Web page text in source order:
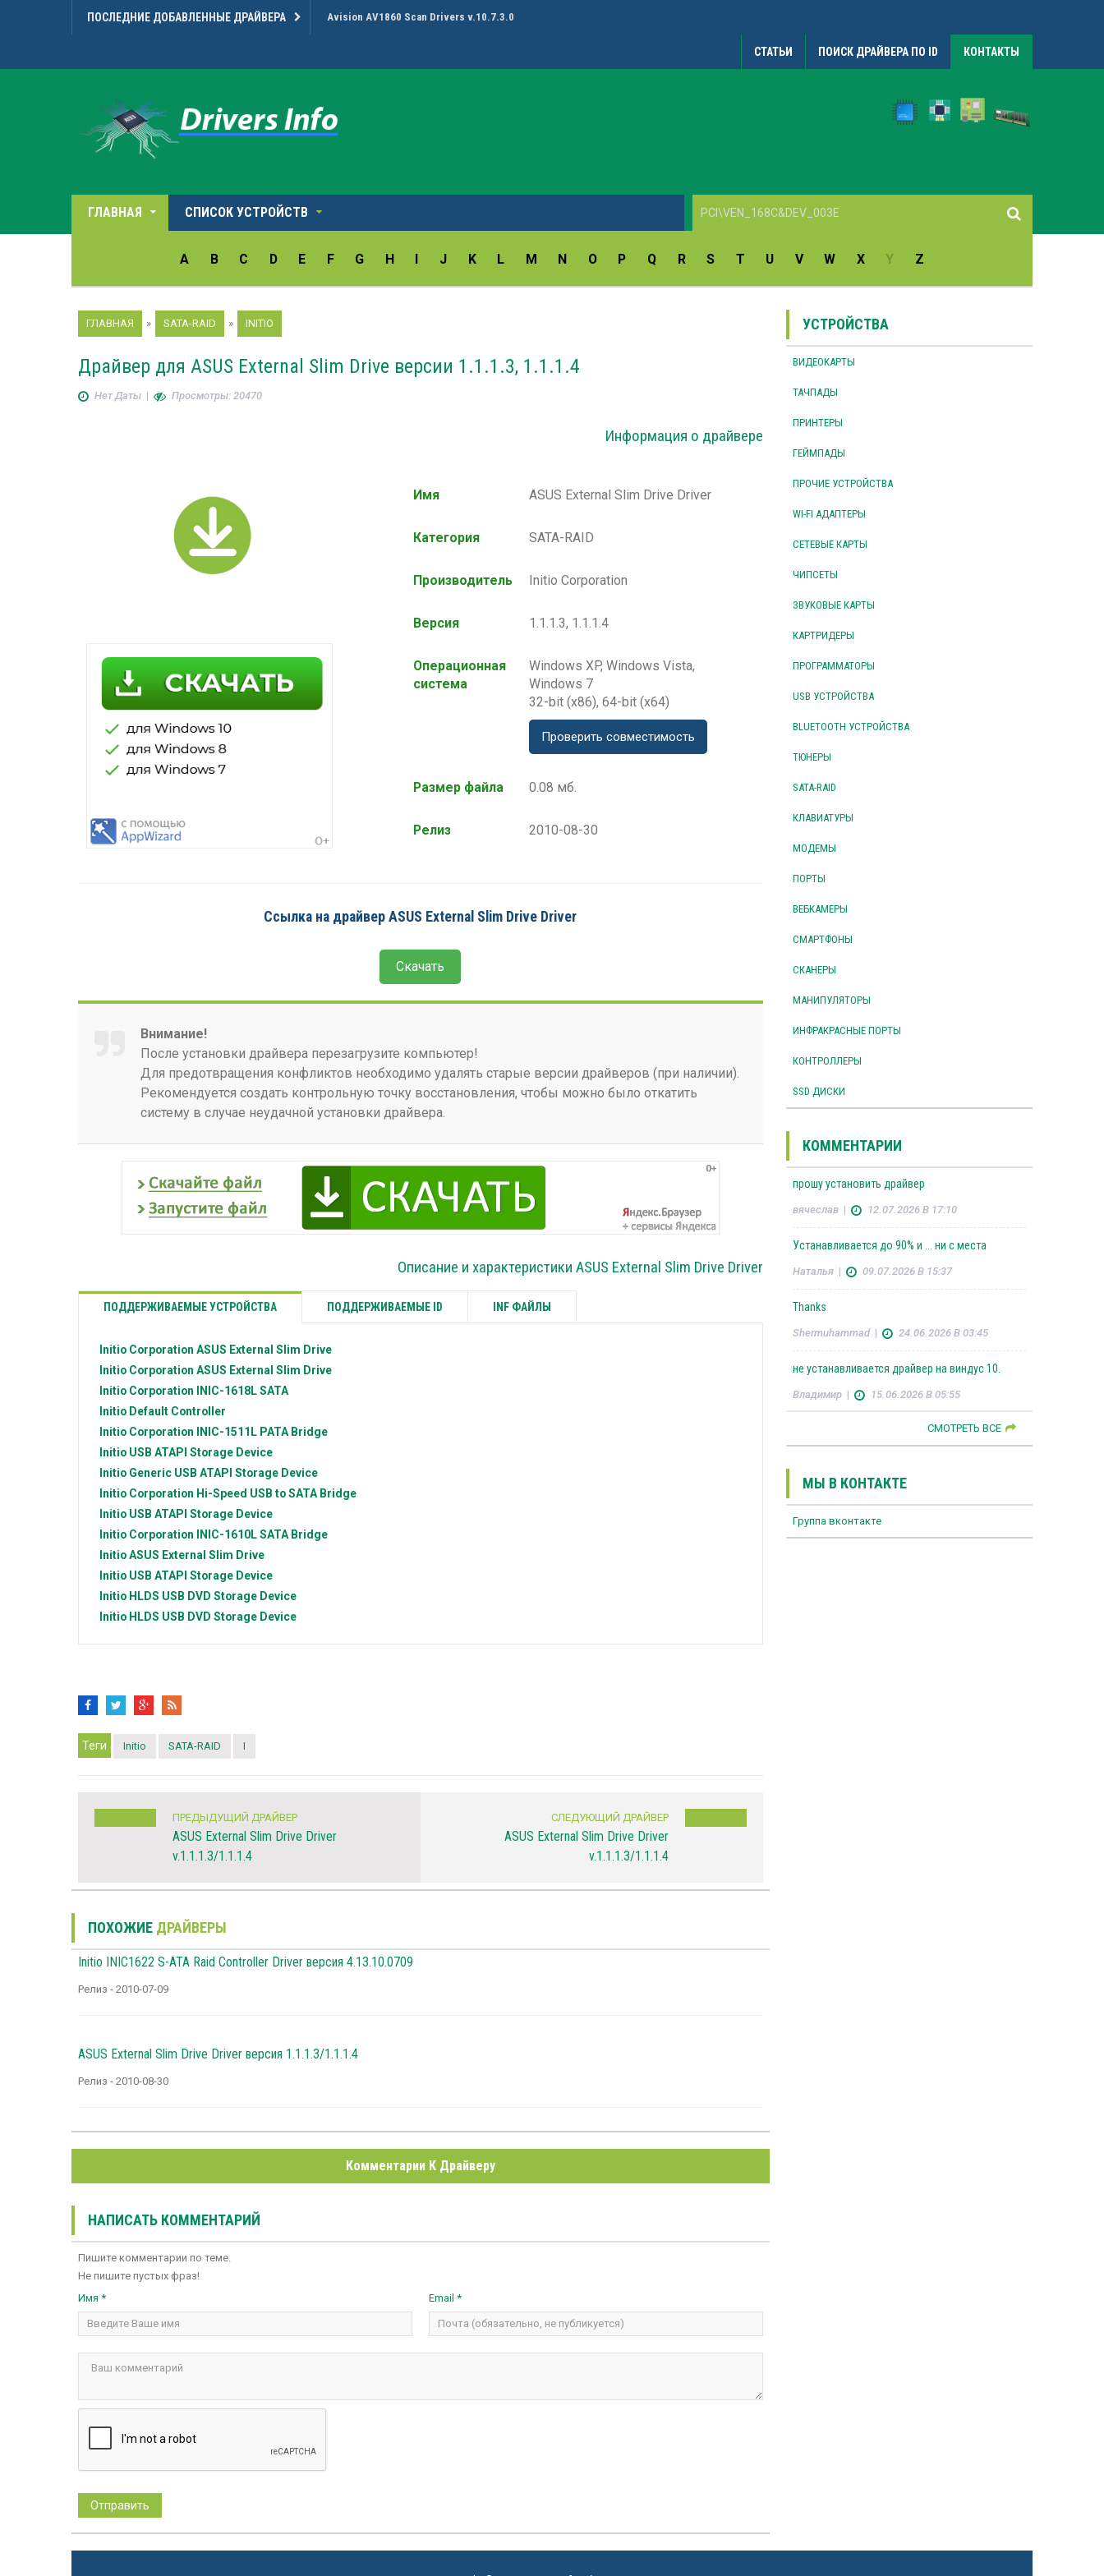
ПОСЛЕДНИЕ ДОБАВЛЕННЫЕ ДРАЙВЕРА Realtek High Definition Audio (UAD) Driver (Asus&Asrock) v.6.0.10012.1
СТАТЬИ ПОИСК ДРАЙВЕРА ПО ID КОНТАКТЫ
ГЛАВНАЯ СПИСОК УСТРОЙСТВ
A B C D E F G H J K L M N O P Q R S T U V W X Y Z
ГЛАВНАЯ » SATA-RAID » INITIO
Драйвер для ASUS External Slim Drive версии 1.1.1.3, 1.1.1.4
Нет Даты | Просмотры: 20470
Информация о драйвере
Имя ASUS External Slim Drive Driver
Категория SATA-RAID
Производитель Initio Corporation
Версия 1.1.1.3, 1.1.1.4
Операционная
система
Windows XP, Windows Vista,
Windows 7
32-bit (x86), 64-bit (x64)
Проверить совместимость
Размер файла 0.08 мб.
Релиз 2010-08-30
Ссылка на драйвер ASUS External Slim Drive Driver
Скачать
Внимание!
После установки драйвера перезагрузите компьютер!
Для предотвращения конфликтов необходимо удалять старые версии драйверов (при наличии).
Рекомендуется создать контрольную точку восстановления, чтобы можно было откатить
систему в случае неудачной установки драйвера.
Описание и характеристики ASUS External Slim Drive Driver
ПОДДЕРЖИВАЕМЫЕ УСТРОЙСТВА ПОДДЕРЖИВАЕМЫЕ ID INF ФАЙЛЫ
Initio Corporation ASUS External Slim Drive
Initio Corporation ASUS External Slim Drive
Initio Corporation
INIC-1618L SATA
Initio Default Controller
Initio Corporation
INIC-1511L PATA Bridge
Initio USB ATAPI Storage Device
Initio Generic USB ATAPI Storage Device
Initio Corporation Hi-Speed USB to SATA Bridge
Initio USB ATAPI Storage Device
Initio Corporation
INIC-1610L SATA Bridge
InitioASUS External Slim Drive
Initio USB ATAPI Storage Device
Initio HLDS USB DVD Storage Device
Initio HLDS USB DVD Storage Device
Теги Initio SATA-RAID I
ПРЕДЫДУЩИЙ ДРАЙВЕР
ASUS External Slim Drive Driver
v.1.1.1.3/1.1.1.4
СЛЕДУЮЩИЙ ДРАЙВЕР
ASUS External Slim Drive Driver
v.1.1.1.3/1.1.1.4
ПОХОЖИЕ ДРАЙВЕРЫ
Initio INIC1622 S-ATA Raid Controller Driver версия 4.13.10.0709
Релиз - 2010-07-09
ASUS External Slim Drive Driver версия 1.1.1.3/1.1.1.4
Релиз - 2010-08-30
Комментарии К Драйверу
НАПИСАТЬ КОММЕНТАРИЙ
Пишите комментарии по теме.
Не пишите пустых фраз!
Имя *
Email *
УСТРОЙСТВА
ВИДЕОКАРТЫ
ТАЧПАДЫ
ПРИНТЕРЫ
ГЕЙМПАДЫ
ПРОЧИЕ УСТРОЙСТВА
WI-FI АДАПТЕРЫ
СЕТЕВЫЕ КАРТЫ
ЧИПСЕТЫ
ЗВУКОВЫЕ КАРТЫ
КАРТРИДЕРЫ
ПРОГРАММАТОРЫ
USB УСТРОЙСТВА
BLUETOOTH УСТРОЙСТВА
ТЮНЕРЫ
SATA-RAID
КЛАВИАТУРЫ
МОДЕМЫ
ПОРТЫ
ВЕБКАМЕРЫ
СМАРТФОНЫ
СКАНЕРЫ
МАНИПУЛЯТОРЫ
ИНФРАКРАСНЫЕ ПОРТЫ
КОНТРОЛЛЕРЫ
SSD ДИСКИ
КОММЕНТАРИИ
прошу установить драйвер
вячеслав| 12.07.2026 В 17:10
Устанавливается до 90% и ... ни с места
Наталья| 09.07.2026 В 15:37
Thanks
Shermuhammad| 24.06.2026 В 03:45
не устанавливается драйвер на виндус 10.
Владимир| 15.06.2026 В 05:55
СМОТРЕТЬ ВСЕ
МЫ В КОНТАКТЕ
Группа вконтакте